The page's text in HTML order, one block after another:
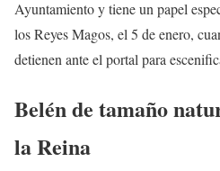
Ayuntamiento y tiene un papel
los Reyes Magos, el 5 de enero,
detienen ante el portal para
Belén de tamaño
la Reina